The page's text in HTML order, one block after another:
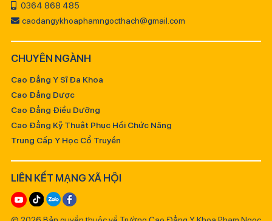
0364 868 485
caodangykhoaphamngocthach@gmail.com
CHUYÊN NGÀNH
Cao Đẳng Y Sĩ Đa Khoa
Cao Đẳng Dược
Cao Đẳng Điều Dưỡng
Cao Đẳng Kỹ Thuật Phục Hồi Chức Năng
Trung Cấp Y Học Cổ Truyền
LIÊN KẾT MẠNG XÃ HỘI